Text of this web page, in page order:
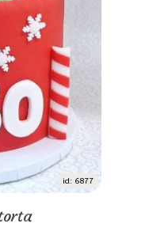
id: 6877